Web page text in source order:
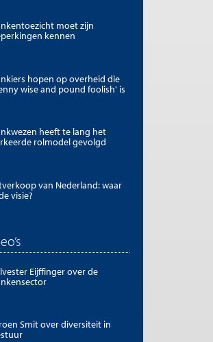
moet zijn
kennen
hopen op overheid die
wise and pound foolish' is
heeft te lang het
rolmodel gevolgd
van Nederland: waar
visie?
Eijffinger over de
Smit over diversiteit in